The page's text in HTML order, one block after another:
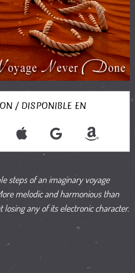
/ DISPONIBLE EN
steps of an imaginary voyage
melodic and harmonious than
any of its electronic character.